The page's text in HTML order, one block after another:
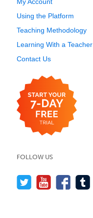
Using the Platform
Teaching Methodology
Learning With a Teacher
Contact Us
FOLLOW US